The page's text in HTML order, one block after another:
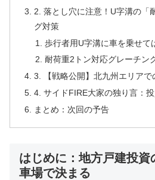
2. 落とし穴に注意！U字溝の「
グ対策
歩行者用U字溝に車を乗せて
耐荷重2トン対応グレーチン
3. 【戦略公開】北九州エリア
4. サイドFIRE大家の独り言：
まとめ：次回の予告
はじめに：地方戸建投資
車場で決まる